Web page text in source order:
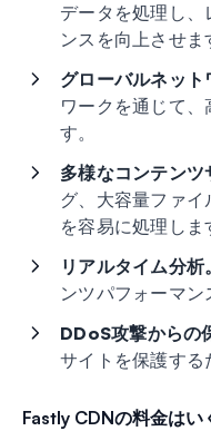
データを処理し
ンスを向上させま
グローバルネット
ワークを通じて、
す。
多様なコンテンツ
グ、大容量ファ
を容易に処理しま
リアルタイム分析。
ンツパフォーマン
DDoS攻撃からの
サイトを保護する
Fastly CDNの料金はい